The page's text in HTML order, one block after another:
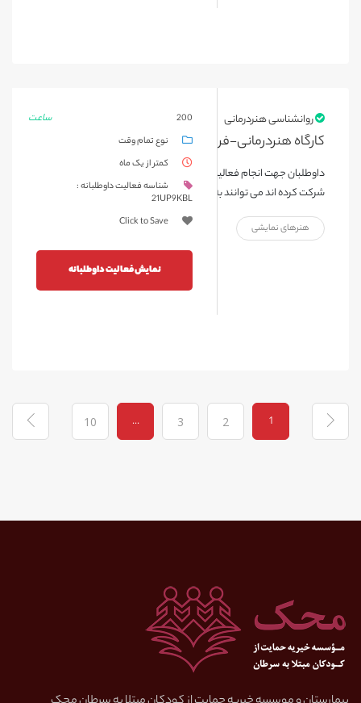
روانشناسی هنردرمانی
کارگاه هنردرمانی-فروردین 1404
داوطلبان جهت انجام فعالیت های نمایشی و کار با کودک که در کارگاه
شرکت کرده اند می توانند به این فعالیت درخواست دهند.
هنرهای نمایشی
ساعت
200
نوع تمام وقت
کمتر از یک ماه
شناسه فعالیت داوطلبانه :
21UP9KBL
Click to Save
نمایش فعالیت داوطلبانه
1
2
3
...
10